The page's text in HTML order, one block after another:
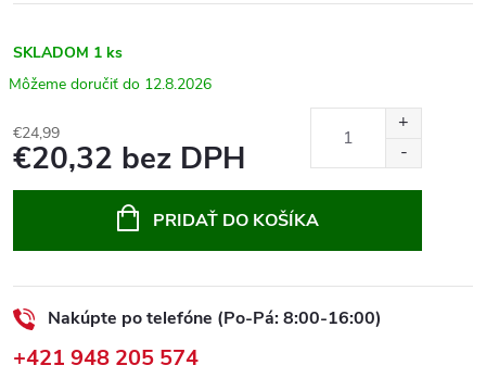
SKLADOM 1 ks
12.8.2026
€24,99
€20,32 bez DPH
PRIDAŤ DO KOŠÍKA
Nakúpte po telefóne (Po-Pá: 8:00-16:00)
+421 948 205 574